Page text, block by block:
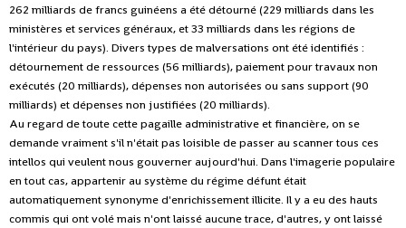
262 milliards de francs guinéens a été détourné (229 milliards dans les
ministères et services généraux, et 33 milliards dans les régions de
l'intérieur du pays). Divers types de malversations ont été identifiés :
détournement de ressources (56 milliards), paiement pour travaux non
exécutés (20 milliards), dépenses non autorisées ou sans support (90
milliards) et dépenses non justifiées (20 milliards).
Au regard de toute cette pagaille administrative et financière, on se
demande vraiment s'il n'était pas loisible de passer au scanner tous ces
intellos qui veulent nous gouverner aujourd'hui. Dans l'imagerie populaire
en tout cas, appartenir au système du régime défunt était
automatiquement synonyme d'enrichissement illicite. Il y a eu des hauts
commis qui ont volé mais n'ont laissé aucune trace, d'autres, y ont laissé